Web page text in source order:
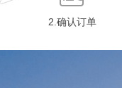
2.确认订单